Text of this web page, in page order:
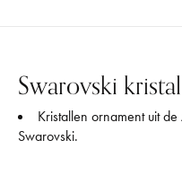
Swarovski
Kristallen ornament uit
Swarovski.